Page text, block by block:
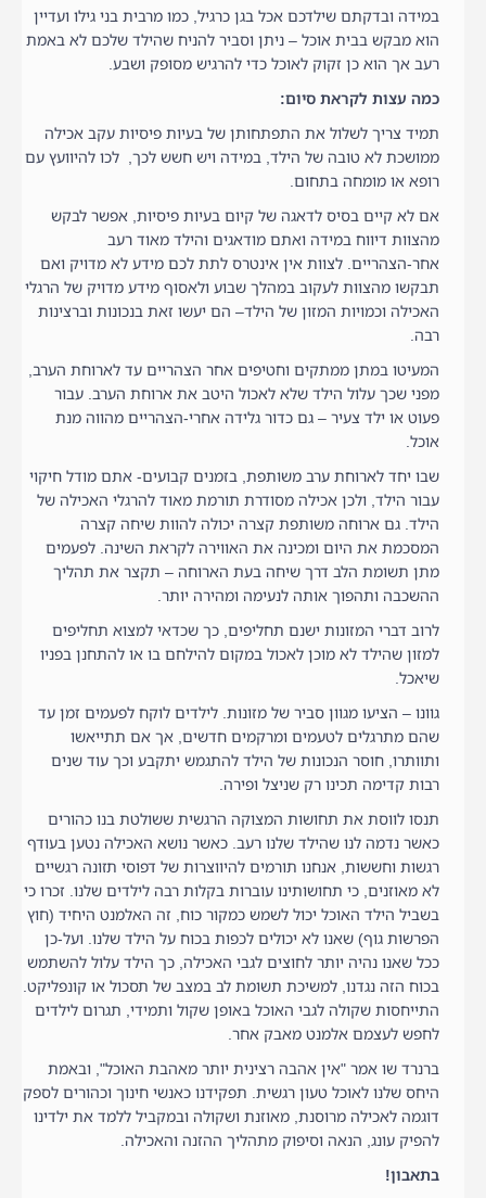
במידה ובדקתם שילדכם אכל בגן כרגיל, כמו מרבית בני גילו ועדיין
הוא מבקש בבית אוכל – ניתן וסביר להניח שהילד שלכם לא באמת
רעב אך הוא כן זקוק לאוכל כדי להרגיש מסופק ושבע.
כמה עצות לקראת סיום:
תמיד צריך לשלול את התפתחותן של בעיות פיסיות עקב אכילה
ממושכת לא טובה של הילד, במידה ויש חשש לכך, לכו להיוועץ עם
רופא או מומחה בתחום.
אם לא קיים בסיס לדאגה של קיום בעיות פיסיות, אפשר לבקש
מהצוות דיווח במידה ואתם מודאגים והילד מאוד רעב
אחר-הצהריים. לצוות אין אינטרס לתת לכם מידע לא מדויק ואם
תבקשו מהצוות לעקוב במהלך שבוע ולאסוף מידע מדויק של הרגלי
האכילה וכמויות המזון של הילד– הם יעשו זאת בנכונות וברצינות
רבה.
המעיטו במתן ממתקים וחטיפים אחר הצהריים עד לארוחת הערב,
מפני שכך עלול הילד שלא לאכול היטב את ארוחת הערב. עבור
פעוט או ילד צעיר – גם כדור גלידה אחרי-הצהריים מהווה מנת
אוכל.
שבו יחד לארוחת ערב משותפת, בזמנים קבועים- אתם מודל חיקוי
עבור הילד, ולכן אכילה מסודרת תורמת מאוד להרגלי האכילה של
הילד. גם ארוחה משותפת קצרה יכולה להוות שיחה קצרה
המסכמת את היום ומכינה את האווירה לקראת השינה. לפעמים
מתן תשומת הלב דרך שיחה בעת הארוחה – תקצר את תהליך
ההשכבה ותהפוך אותה לנעימה ומהירה יותר.
לרוב דברי המזונות ישנם תחליפים, כך שכדאי למצוא תחליפים
למזון שהילד לא מוכן לאכול במקום להילחם בו או להתחנן בפניו
שיאכל.
גוונו – הציעו מגוון סביר של מזונות. לילדים לוקח לפעמים זמן עד
שהם מתרגלים לטעמים ומרקמים חדשים, אך אם תתייאשו
ותוותרו, חוסר הנכונות של הילד להתגמש יתקבע וכך עוד שנים
רבות קדימה תכינו רק שניצל ופירה.
תנסו לווסת את תחושות המצוקה הרגשית ששולטת בנו כהורים
כאשר נדמה לנו שהילד שלנו רעב. כאשר נושא האכילה נטען בעודף
רגשות וחששות, אנחנו תורמים להיווצרות של דפוסי תזונה רגשיים
לא מאוזנים, כי תחושותינו עוברות בקלות רבה לילדים שלנו. זכרו כי
בשביל הילד האוכל יכול לשמש כמקור כוח, זה האלמנט היחיד (חוץ
הפרשות גוף) שאנו לא יכולים לכפות בכוח על הילד שלנו. ועל-כן
ככל שאנו נהיה יותר לחוצים לגבי האכילה, כך הילד עלול להשתמש
בכוח הזה נגדנו, למשיכת תשומת לב במצב של תסכול או קונפליקט.
התייחסות שקולה לגבי האוכל באופן שקול ותמידי, תגרום לילדים
לחפש לעצמם אלמנט מאבק אחר.
ברנרד שו אמר "אין אהבה רצינית יותר מאהבת האוכל", ובאמת
היחס שלנו לאוכל טעון רגשית. תפקידנו כאנשי חינוך וכהורים לספק
דוגמה לאכילה מרוסנת, מאוזנת ושקולה ובמקביל ללמד את ילדינו
להפיק עונג, הנאה וסיפוק מתהליך ההזנה והאכילה.
בתאבון!